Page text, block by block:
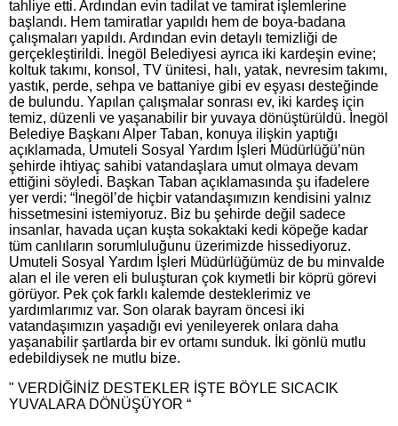
tahliye etti. Ardından evin tadilat ve tamirat işlemlerine
başlandı. Hem tamiratlar yapıldı hem de boya-badana
çalışmaları yapıldı. Ardından evin detaylı temizliği de
gerçekleştirildi. İnegöl Belediyesi ayrıca iki kardeşin evine;
koltuk takımı, konsol, TV ünitesi, halı, yatak, nevresim takımı,
yastık, perde, sehpa ve battaniye gibi ev eşyası desteğinde
de bulundu. Yapılan çalışmalar sonrası ev, iki kardeş için
temiz, düzenli ve yaşanabilir bir yuvaya dönüştürüldü. İnegöl
Belediye Başkanı Alper Taban, konuya ilişkin yaptığı
açıklamada, Umuteli Sosyal Yardım İşleri Müdürlüğü’nün
şehirde ihtiyaç sahibi vatandaşlara umut olmaya devam
ettiğini söyledi. Başkan Taban açıklamasında şu ifadelere
yer verdi: “İnegöl’de hiçbir vatandaşımızın kendisini yalnız
hissetmesini istemiyoruz. Biz bu şehirde değil sadece
insanlar, havada uçan kuşta sokaktaki kedi köpeğe kadar
tüm canlıların sorumluluğunu üzerimizde hissediyoruz.
Umuteli Sosyal Yardım İşleri Müdürlüğümüz de bu minvalde
alan el ile veren eli buluşturan çok kıymetli bir köprü görevi
görüyor. Pek çok farklı kalemde desteklerimiz ve
yardımlarımız var. Son olarak bayram öncesi iki
vatandaşımızın yaşadığı evi yenileyerek onlara daha
yaşanabilir şartlarda bir ev ortamı sunduk. İki gönlü mutlu
edebildiysek ne mutlu bize.
" VERDİĞİNİZ DESTEKLER İŞTE BÖYLE SICACIK
YUVALARA DÖNÜŞÜYOR “